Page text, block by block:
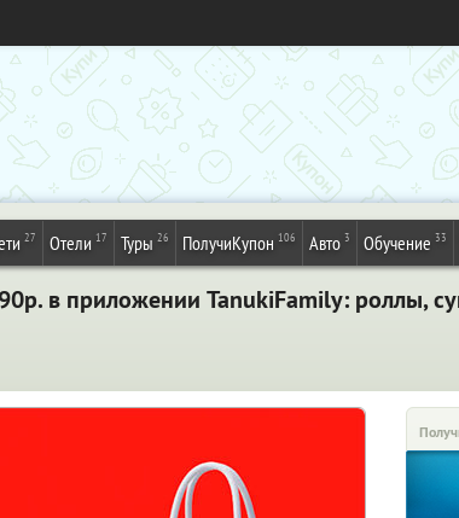
27 Отели 17 Туры 26 ПолучиКупон 106 Авто 3 Обучение 33
в приложении TanukiFamily: роллы,